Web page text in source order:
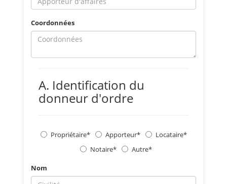
Coordonnées
A. Identification du
donneur d'ordre
Propriétaire Apporteur
Locataire
Notaire
Autre
Nom